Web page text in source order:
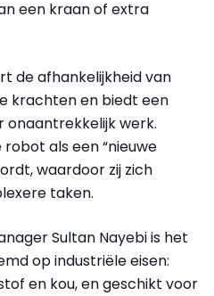
een kraan of extra
de afhankelijkheid van
krachten en biedt een
onaantrekkelijk werk.
als een “nieuwe
waardoor zij zich
taken.
Sultan Nayebi is het
op industriële eisen:
en kou, en geschikt voor